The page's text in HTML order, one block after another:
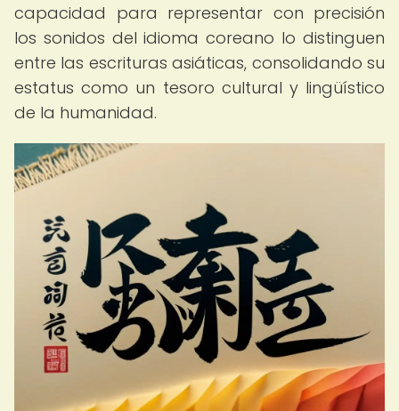
capacidad para representar con precisión
los sonidos del idioma coreano lo distinguen
entre las escrituras asiáticas, consolidando su
estatus como un tesoro cultural y lingüístico
de la humanidad.